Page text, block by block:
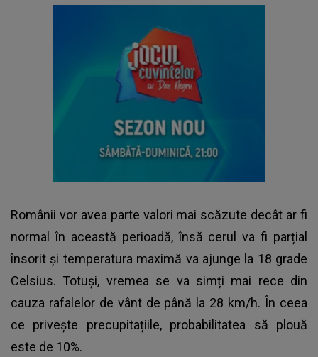
Românii vor avea parte valori mai scăzute decât ar fi
normal în această perioadă, însă cerul va fi parțial
însorit și temperatura maximă va ajunge la 18 grade
Celsius. Totuși, vremea se va simți mai rece din
cauza rafalelor de vânt de până la 28 km/h. În ceea
ce privește precupitațiile, probabilitatea să plouă
este de 10%.